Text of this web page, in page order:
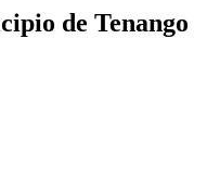
de Tenango